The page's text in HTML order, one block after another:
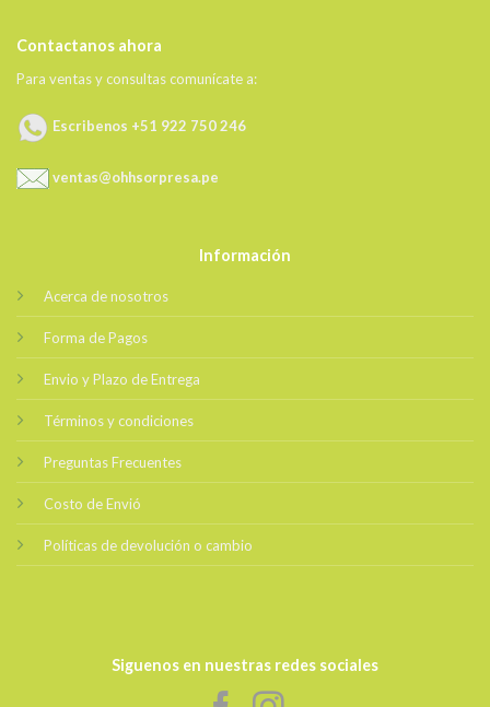
Contactanos ahora
Para ventas y consultas comunícate a:
Escribenos +51 922 750 246
ventas@ohhsorpresa.pe
Información
Acerca de nosotros
Forma de Pagos
Envio y Plazo de Entrega
Términos y condiciones
Preguntas Frecuentes
Costo de Envió
Políticas de devolución o cambio
Siguenos en nuestras redes sociales